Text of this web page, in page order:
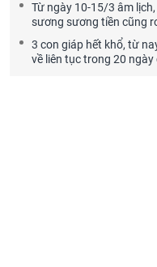
Từ ngày 10-15/3 âm lịch,
sương sương tiền cũng
3 con giáp hết khổ, từ
về liên tục trong 20